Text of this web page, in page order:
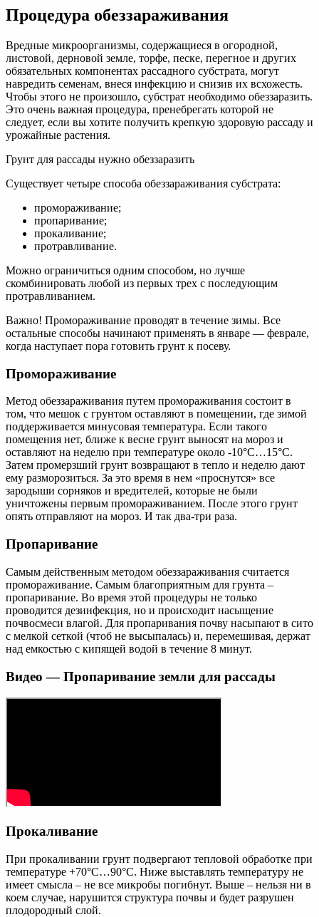
Процедура обеззараживания
Вредные микроорганизмы, содержащиеся в огородной,
листовой, дерновой земле, торфе, песке, перегное и других
обязательных компонентах рассадного субстрата, могут
навредить семенам, внеся инфекцию и снизив их всхожесть.
Чтобы этого не произошло, субстрат необходимо обеззаразить.
Это очень важная процедура, пренебрегать которой не
следует, если вы хотите получить крепкую здоровую рассаду и
урожайные растения.
Грунт для рассады нужно обеззаразить
Существует четыре способа обеззараживания субстрата:
промораживание;
пропаривание;
прокаливание;
протравливание.
Можно ограничиться одним способом, но лучше
скомбинировать любой из первых трех с последующим
протравливанием.
Важно! Промораживание проводят в течение зимы. Все
остальные способы начинают применять в январе — феврале,
когда наступает пора готовить грунт к посеву.
Промораживание
Метод обеззараживания путем промораживания состоит в
том, что мешок с грунтом оставляют в помещении, где зимой
поддерживается минусовая температура. Если такого
помещения нет, ближе к весне грунт выносят на мороз и
оставляют на неделю при температуре около -10°С…15°С.
Затем промерзший грунт возвращают в тепло и неделю дают
ему разморозиться. За это время в нем «проснутся» все
зародыши сорняков и вредителей, которые не были
уничтожены первым промораживанием. После этого грунт
опять отправляют на мороз. И так два-три раза.
Пропаривание
Самым действенным методом обеззараживания считается
промораживание. Самым благоприятным для грунта –
пропаривание. Во время этой процедуры не только
проводится дезинфекция, но и происходит насыщение
почвосмеси влагой. Для пропаривания почву насыпают в сито
с мелкой сеткой (чтоб не высыпалась) и, перемешивая, держат
над емкостью с кипящей водой в течение 8 минут.
Видео — Пропаривание земли для рассады
Прокаливание
При прокаливании грунт подвергают тепловой обработке при
температуре +70°С…90°С. Ниже выставлять температуру не
имеет смысла – не все микробы погибнут. Выше – нельзя ни в
коем случае, нарушится структура почвы и будет разрушен
плодородный слой.